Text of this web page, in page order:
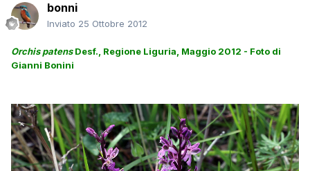
bonni
Inviato 25 Ottobre 2012
Orchis patensDesf., Regione Liguria, Maggio 2012 - Foto di
Gianni Bonini